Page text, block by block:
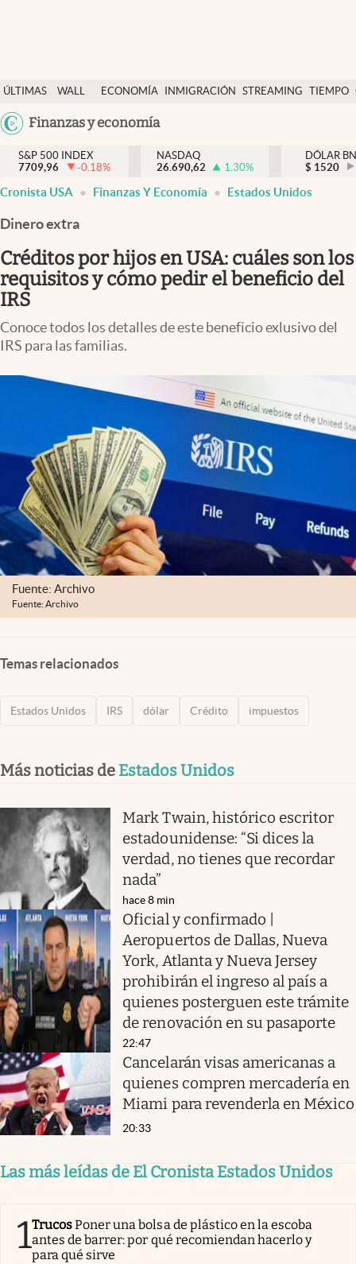
ÚLTIMAS
NOTICIAS
WALL
DÓLAR
ECONOMÍA INMIGRACIÓN STREAMING TIEMPO
México
USA
Finanzas y economía
Finanzas y economía
Wall Street y dólar
Inmigración
Espiritual
Streaming
PC y mobile
S&P 500 INDEX
7709,96
-0.18%
NASDAQ
26.690,62
1.30%
DÓLAR
$ 1520
Cronista USA Finanzas Y Economía Estados Unidos
Dinero extra
Créditos por hijos en USA: cuáles son los
requisitos y cómo pedir el beneficio del
IRS
Conoce todos los detalles de este beneficio exlusivo del
IRS para las familias.
Fuente: Archivo
Fuente: Archivo
Temas relacionados
Estados Unidos IRS dólar Crédito impuestos
Más noticias de Estados Unidos
Mark Twain, histórico escritor
estadounidense: “Si dices la
verdad, no tienes que recordar
nada”
hace 8 min
Oficial y confirmado |
Aeropuertos de Dallas, Nueva
York, Atlanta y Nueva Jersey
prohibirán el ingreso al país a
quienes posterguen este trámite
de renovación en su pasaporte
22:47
Cancelarán visas americanas a
quienes compren mercadería en
Miami para revenderla en México
20:33
Las más leídas de El Cronista Estados Unidos
1TrucosPoner una bolsa de plástico en la escoba
antes de barrer: por qué recomiendan hacerlo y
para qué sirve